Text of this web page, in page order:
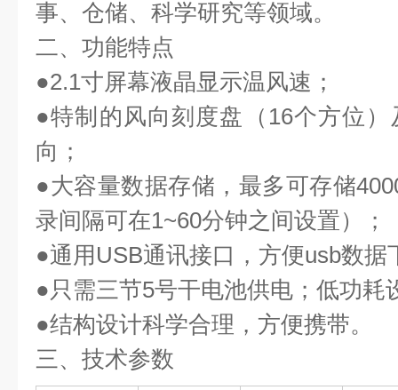
事、仓储、科学研究等领域。
二、功能特点
●2.1寸屏幕液晶显示温风速；
●特制的风向刻度盘（16个方位
向；
●大容量数据存储，最多可存储
录间隔可在1~60分钟之间设置）；
●通用USB通讯接口，方便usb数据
●只需三节5号干电池供电；低功耗
●结构设计科学合理，方便携带。
三、技术参数